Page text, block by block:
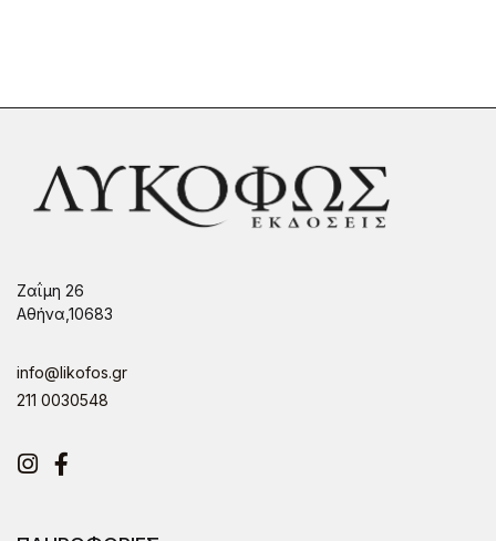
Ζαΐμη 26
Αθήνα,10683
info@likofos.gr
211 0030548
Instagram
Facebook